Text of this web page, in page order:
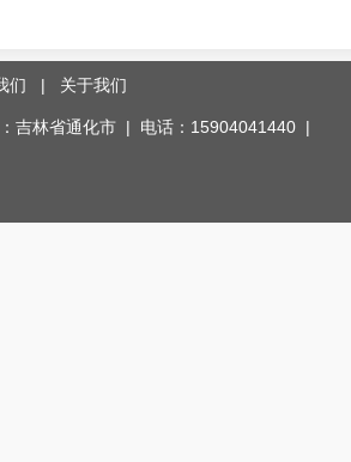
们 | 关于我们
吉林省通化市 | 电话：15904041440 |